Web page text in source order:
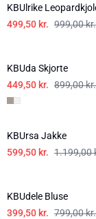
KBUlrike
499,50 kr. 999,00 kr.
KBUda Skjorte
449,50 kr. 899,00 kr.
-50%
KBUrsa Jakke
599,50 kr. 1.199,00
KBUdele Bluse
399,50 kr. 799,00 kr.